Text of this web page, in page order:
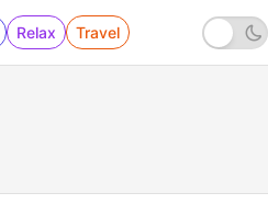
Relax Travel